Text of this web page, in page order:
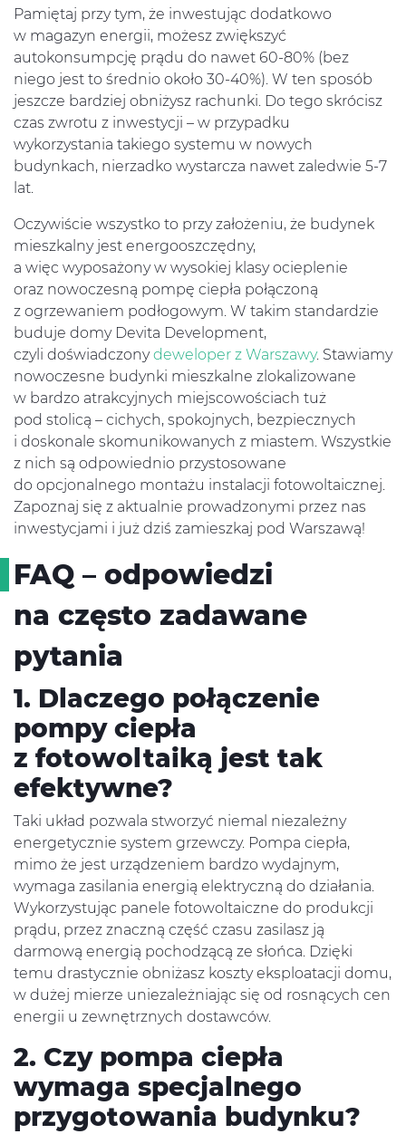
Pamiętaj przy tym, że inwestując dodatkowo
w magazyn energii, możesz zwiększyć
autokonsumpcję prądu do nawet 60-80% (bez
niego jest to średnio około 30-40%). W ten sposób
jeszcze bardziej obniżysz rachunki. Do tego skrócisz
czas zwrotu z inwestycji – w przypadku
wykorzystania takiego systemu w nowych
budynkach, nierzadko wystarcza nawet zaledwie 5-7
lat.
Oczywiście wszystko to przy założeniu, że budynek
mieszkalny jest energooszczędny,
a więc wyposażony w wysokiej klasy ocieplenie
oraz nowoczesną pompę ciepła połączoną
z ogrzewaniem podłogowym. W takim standardzie
buduje domy Devita Development,
czyli doświadczonydeweloper z Warszawy. Stawiamy
nowoczesne budynki mieszkalne zlokalizowane
w bardzo atrakcyjnych miejscowościach tuż
pod stolicą – cichych, spokojnych, bezpiecznych
i doskonale skomunikowanych z miastem. Wszystkie
z nich są odpowiednio przystosowane
do opcjonalnego montażu instalacji fotowoltaicznej.
Zapoznaj się z aktualnie prowadzonymi przez nas
inwestycjami i już dziś zamieszkaj pod Warszawą!
FAQ – odpowiedzi
na często zadawane
pytania
1. Dlaczego połączenie
pompy ciepła
z fotowoltaiką jest tak
efektywne?
Taki układ pozwala stworzyć niemal niezależny
energetycznie system grzewczy. Pompa ciepła,
mimo że jest urządzeniem bardzo wydajnym,
wymaga zasilania energią elektryczną do działania.
Wykorzystując panele fotowoltaiczne do produkcji
prądu, przez znaczną część czasu zasilasz ją
darmową energią pochodzącą ze słońca. Dzięki
temu drastycznie obniżasz koszty eksploatacji domu,
w dużej mierze uniezależniając się od rosnących cen
energii u zewnętrznych dostawców.
2. Czy pompa ciepła
wymaga specjalnego
przygotowania budynku?